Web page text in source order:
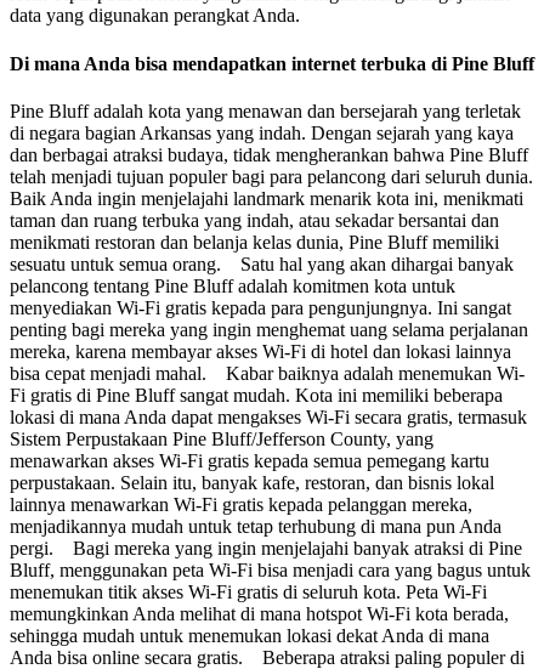
data yang digunakan perangkat Anda.
Di mana Anda bisa mendapatkan internet terbuka di Pine Bluff
Pine Bluff adalah kota yang menawan dan bersejarah yang terletak
di negara bagian Arkansas yang indah. Dengan sejarah yang kaya
dan berbagai atraksi budaya, tidak mengherankan bahwa Pine Bluff
telah menjadi tujuan populer bagi para pelancong dari seluruh dunia.
Baik Anda ingin menjelajahi landmark menarik kota ini, menikmati
taman dan ruang terbuka yang indah, atau sekadar bersantai dan
menikmati restoran dan belanja kelas dunia, Pine Bluff memiliki
sesuatu untuk semua orang. Satu hal yang akan dihargai banyak
pelancong tentang Pine Bluff adalah komitmen kota untuk
menyediakan Wi-Fi gratis kepada para pengunjungnya. Ini sangat
penting bagi mereka yang ingin menghemat uang selama perjalanan
mereka, karena membayar akses Wi-Fi di hotel dan lokasi lainnya
bisa cepat menjadi mahal. Kabar baiknya adalah menemukan Wi-
Fi gratis di Pine Bluff sangat mudah. Kota ini memiliki beberapa
lokasi di mana Anda dapat mengakses Wi-Fi secara gratis, termasuk
Sistem Perpustakaan Pine Bluff/Jefferson County, yang
menawarkan akses Wi-Fi gratis kepada semua pemegang kartu
perpustakaan. Selain itu, banyak kafe, restoran, dan bisnis lokal
lainnya menawarkan Wi-Fi gratis kepada pelanggan mereka,
menjadikannya mudah untuk tetap terhubung di mana pun Anda
pergi. Bagi mereka yang ingin menjelajahi banyak atraksi di Pine
Bluff, menggunakan peta Wi-Fi bisa menjadi cara yang bagus untuk
menemukan titik akses Wi-Fi gratis di seluruh kota. Peta Wi-Fi
memungkinkan Anda melihat di mana hotspot Wi-Fi kota berada,
sehingga mudah untuk menemukan lokasi dekat Anda di mana
Anda bisa online secara gratis. Beberapa atraksi paling populer di